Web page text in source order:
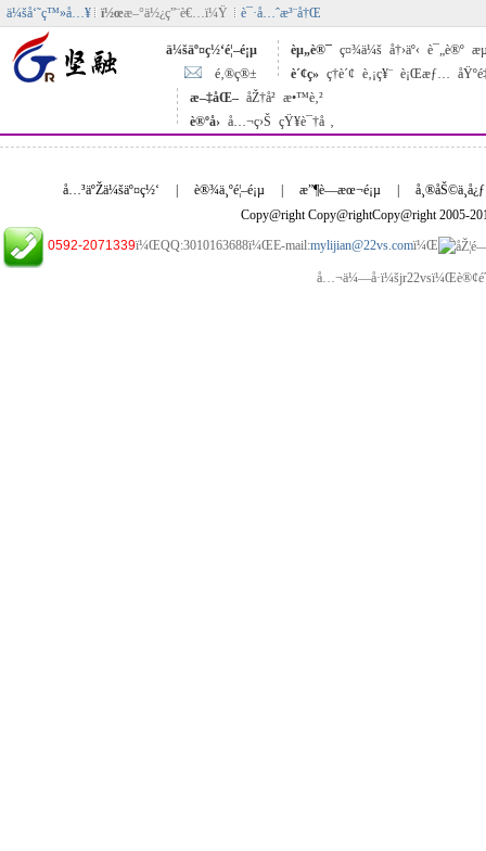
ä¼šå‘˜ç™»å…¥ ï½œæ–°ä½¿ç”¨è€…ï¼Ÿ è¯·å…ˆæ³¨å†Œ
ä¼šäº¤ç½‘é¦–é¡µ
é‚®ç®±
èµ„è®¯ ç¤¾ä¼š å†›äº‹ è¯„è®º
è´¢ç» ç†è´¢ è‚¡ç¥¨ è¡Œæƒ…
æ–‡åŒ– åŽ†å² æ•™è‚²
è®ºå› å…¬ç›Š çŸ¥è¯†å ‚
å…³äºŽä¼šäº¤ç½‘ è®¾ä¸ºé¦–é¡µ æ”¶è—æœ¬é¡µ
å¸®åŠ©ä¸­å¿ƒ
Copy@right Copy@rightCopy@right 2005-
0592-2071339ï¼ŒQQ:3010163688ï¼ŒE-mail:mylijian@22vs.comï¼Œ